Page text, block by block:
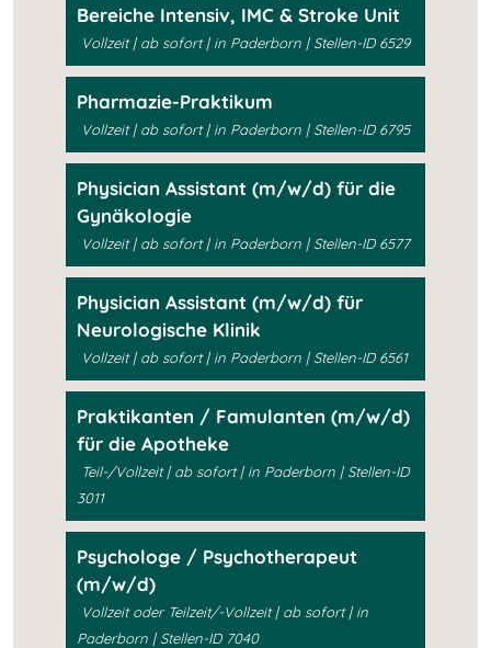
Bereiche Intensiv, IMC & Stroke Unit
Vollzeit | ab sofort | in Paderborn | Stellen-ID 6529
Pharmazie-Praktikum
Vollzeit | ab sofort | in Paderborn | Stellen-ID 6795
Physician Assistant (m/w/d) für die
Gynäkologie
Vollzeit | ab sofort | in Paderborn | Stellen-ID 6577
Physician Assistant (m/w/d) für
Neurologische Klinik
Vollzeit | ab sofort | in Paderborn | Stellen-ID 6561
Praktikanten / Famulanten (m/w/d)
für die Apotheke
Teil-/Vollzeit | ab sofort | in Paderborn | Stellen-ID
3011
Psychologe / Psychotherapeut
(m/w/d)
Vollzeit oder Teilzeit/-Vollzeit | ab sofort | in
Paderborn | Stellen-ID 7040